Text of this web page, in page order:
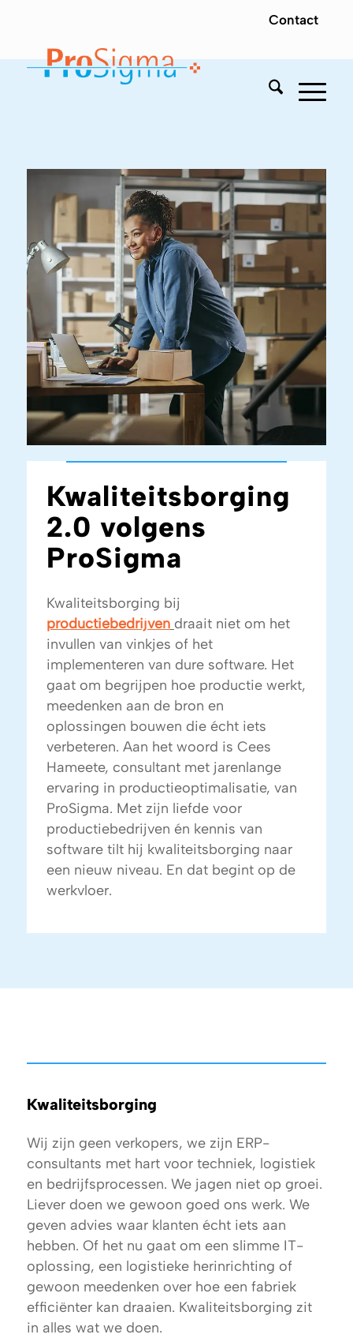
Contact
Kwaliteitsborging
2.0 volgens
ProSigma
Kwaliteitsborging bij
productiebedrijven draait niet om het
invullen van vinkjes of het
implementeren van dure software. Het
gaat om begrijpen hoe productie werkt,
meedenken aan de bron en
oplossingen bouwen die écht iets
verbeteren. Aan het woord is Cees
Hameete, consultant met jarenlange
ervaring in productieoptimalisatie, van
ProSigma. Met zijn liefde voor
productiebedrijven én kennis van
software tilt hij kwaliteitsborging naar
een nieuw niveau. En dat begint op de
werkvloer.
Kwaliteitsborging
Wij zijn geen verkopers, we zijn ERP-
consultants met hart voor techniek, logistiek
en bedrijfsprocessen. We jagen niet op groei.
Liever doen we gewoon goed ons werk. We
geven advies waar klanten écht iets aan
hebben. Of het nu gaat om een slimme IT-
oplossing, een logistieke herinrichting of
gewoon meedenken over hoe een fabriek
efficiënter kan draaien. Kwaliteitsborging zit
in alles wat we doen.